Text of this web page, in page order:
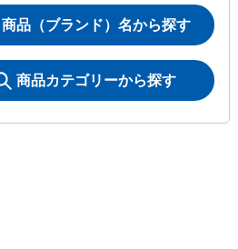
商品（ブランド）名から探す
商品カテゴリーから探す